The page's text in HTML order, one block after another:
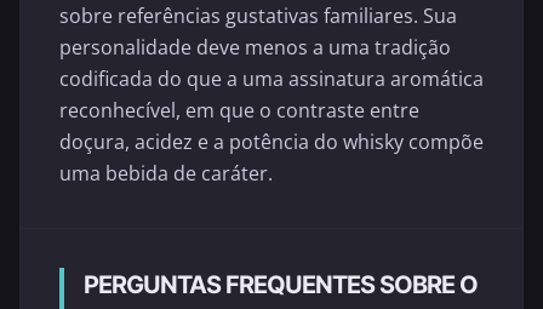
sobre referências gustativas familiares. Sua
personalidade deve menos a uma tradição
codificada do que a uma assinatura aromática
reconhecível, em que o contraste entre
doçura, acidez e a potência do whisky compõe
uma bebida de caráter.
PERGUNTAS FREQUENTES SOBRE O